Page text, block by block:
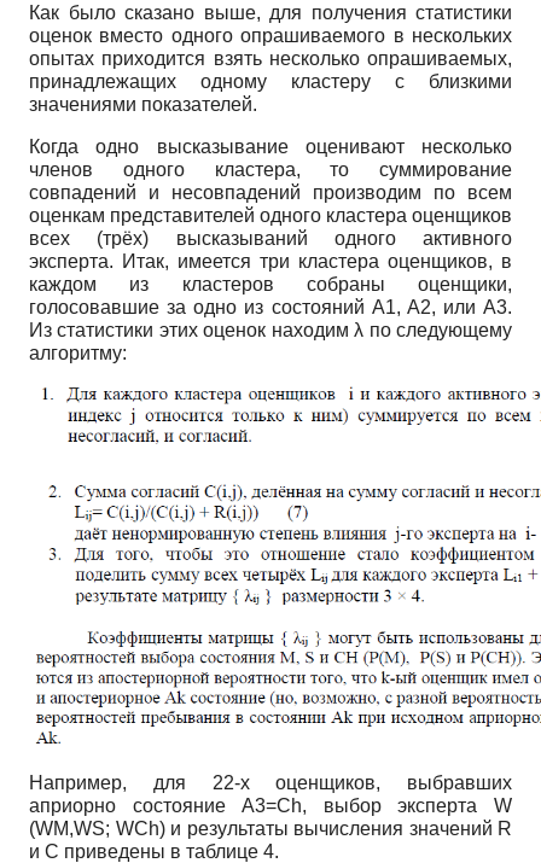
Как было сказано выше, для получения статистики
оценок вместо одного опрашиваемого в нескольких
опытах приходится взять несколько опрашиваемых,
принадлежащих одному кластеру с близкими
значениями показателей.
Когда одно высказывание оценивают несколько
членов одного кластера, то суммирование
совпадений и несовпадений производим по всем
оценкам представителей одного кластера оценщиков
всех (трёх) высказываний одного активного
эксперта. Итак, имеется три кластера оценщиков, в
каждом из кластеров собраны оценщики,
голосовавшие за одно из состояний A1, A2, или A3.
Из статистики этих оценок находим λ по следующему
алгоритму:
Например, для 22-х оценщиков, выбравших
априорно состояние A3=Ch, выбор эксперта W
(WM,WS; WCh) и результаты вычисления значений R
и C приведены в таблице 4.